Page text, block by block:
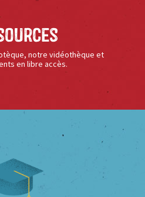
notre vidéothèque et
en libre accès.